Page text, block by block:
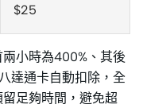
$25
小時為400%、其後
達通卡自動扣除，全
足夠時間，避免超